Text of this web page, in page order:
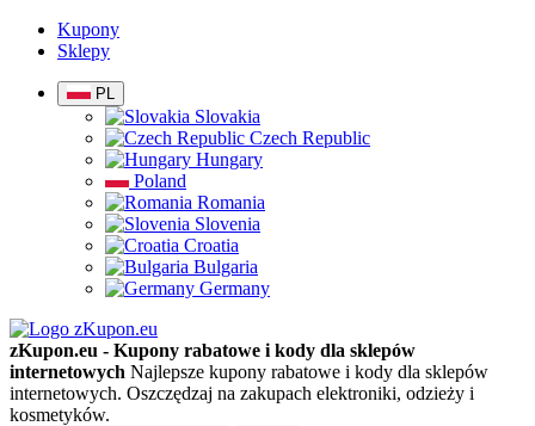
Kupony
Sklepy
PL
Slovakia
Czech Republic
Hungary
Poland
Romania
Slovenia
Croatia
Bulgaria
Germany
zKupon.eu - Kupony rabatowe i kody dla sklepów
internetowych Najlepsze kupony rabatowe i kody dla sklepów
internetowych. Oszczędzaj na zakupach elektroniki, odzieży i
kosmetyków.